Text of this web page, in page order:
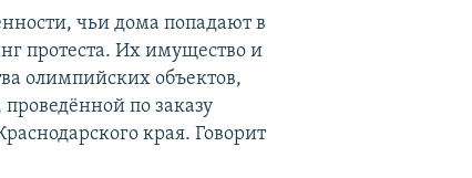
чьи дома попадают в
протеста. Их имущество и
олимпийских объектов,
по заказу
края. Говорит